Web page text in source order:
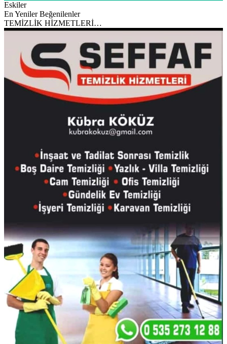
Eskiler
En Yeniler Beğenilenler
TEMİZLİK HİZMETLERİ…